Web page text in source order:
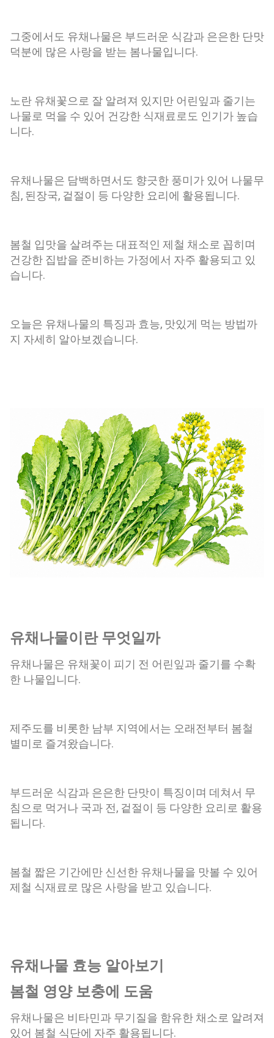
있어 장 운동을 돕고 배변 활동을 원활하게 하는 데 도움을 줄
수 있습니다. 채소 섭취가 부족한 현대인들이 식단에 활용하기
화 스트레스를 줄이는 데 도움을 줄 수 있습니다. 제철 채소를
다양하게 섭취하는 식습관은 건강한 생활 유지에 긍정적인 영
향을 줄 수 있습니다. 피로 회복과 활력 증진에 도움 봄철에는
계절 변화로 인해 쉽게 피로를 느끼는 경우가 많습니다. 어수리
그중에서도 유채나물은 부드러운 식감과 은은한 단맛
덕분에 많은 사랑을 받는 봄나물입니다.
노란 유채꽃으로 잘 알려져 있지만 어린잎과 줄기는
나물로 먹을 수 있어 건강한 식재료로도 인기가 높습
니다.
유채나물은 담백하면서도 향긋한 풍미가 있어 나물무
침, 된장국, 겉절이 등 다양한 요리에 활용됩니다.
봄철 입맛을 살려주는 대표적인 제철 채소로 꼽히며
건강한 집밥을 준비하는 가정에서 자주 활용되고 있
습니다.
오늘은 유채나물의 특징과 효능, 맛있게 먹는 방법까
지 자세히 알아보겠습니다.
유채나물이란 무엇일까
유채나물은 유채꽃이 피기 전 어린잎과 줄기를 수확
한 나물입니다.
제주도를 비롯한 남부 지역에서는 오래전부터 봄철
별미로 즐겨왔습니다.
부드러운 식감과 은은한 단맛이 특징이며 데쳐서 무
침으로 먹거나 국과 전, 겉절이 등 다양한 요리로 활용
됩니다.
봄철 짧은 기간에만 신선한 유채나물을 맛볼 수 있어
제철 식재료로 많은 사랑을 받고 있습니다.
유채나물 효능 알아보기
봄철 영양 보충에 도움
유채나물은 비타민과 무기질을 함유한 채소로 알려져
있어 봄철 식단에 자주 활용됩니다.